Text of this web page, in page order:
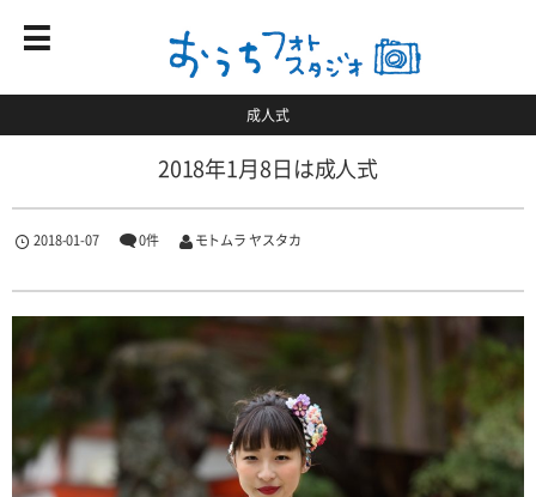
成人式
2018年1月8日は成人式
2018-01-07 0件 モトムラ ヤスタカ